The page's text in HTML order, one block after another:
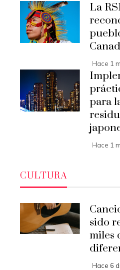
La
Hace 1
para
Hace 1
CULTURA
sido
miles
Hace 6